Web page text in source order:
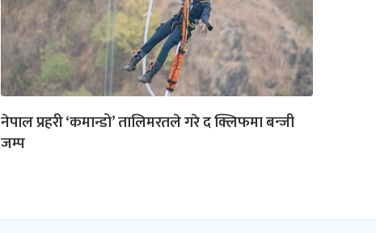
नेपाल प्रहरी ‘कमान्डो’ तालिमरतले गरे द क्लिफमा बन्जी
जम्प